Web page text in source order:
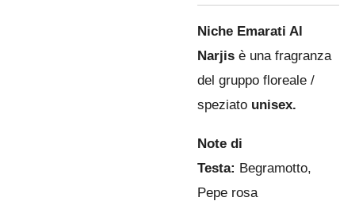
Niche Emarati Al
Narjis è una fragranza
del gruppo floreale /
speziato unisex.
Note di
Testa: Begramotto,
Pepe rosa